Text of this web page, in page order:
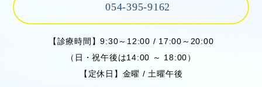
054-395-9162
【診療時間】9:30～12:00 / 17:00～20:00
（日・祝午後は14:00 ～ 18:00）
【定休日】金曜 / 土曜午後